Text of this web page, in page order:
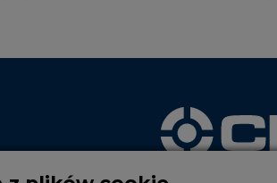
z plików cookie